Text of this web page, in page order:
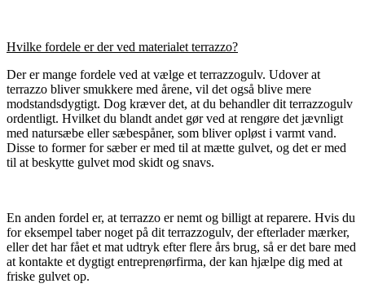
Hvilke fordele er der ved materialet terrazzo?
Der er mange fordele ved at vælge et terrazzogulv. Udover at
terrazzo bliver smukkere med årene, vil det også blive mere
modstandsdygtigt. Dog kræver det, at du behandler dit terrazzogulv
ordentligt. Hvilket du blandt andet gør ved at rengøre det jævnligt
med natursæbe eller sæbespåner, som bliver opløst i varmt vand.
Disse to former for sæber er med til at mætte gulvet, og det er med
til at beskytte gulvet mod skidt og snavs.
En anden fordel er, at terrazzo er nemt og billigt at reparere. Hvis du
for eksempel taber noget på dit terrazzogulv, der efterlader mærker,
eller det har fået et mat udtryk efter flere års brug, så er det bare med
at kontakte et dygtigt entreprenørfirma, der kan hjælpe dig med at
friske gulvet op.